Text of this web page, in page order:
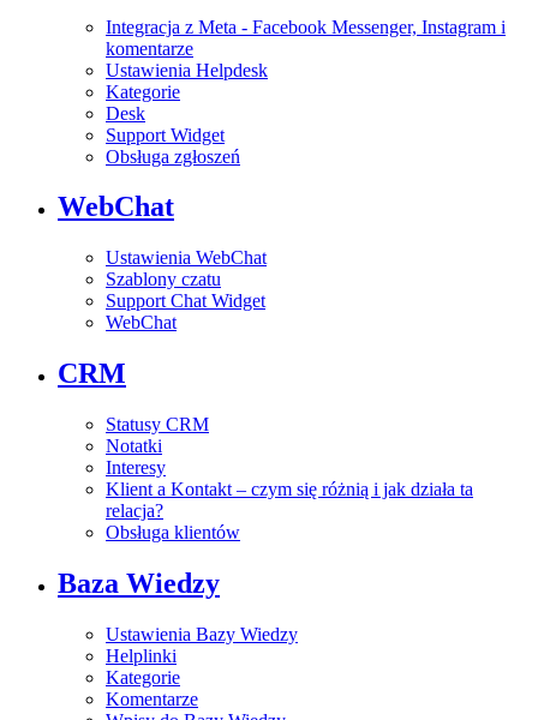
Integracja z Meta - Facebook Messenger, Instagram i
komentarze
Ustawienia Helpdesk
Kategorie
Desk
Support Widget
Obsługa zgłoszeń
WebChat
Ustawienia WebChat
Szablony czatu
Support Chat Widget
WebChat
CRM
Statusy CRM
Notatki
Interesy
Klient a Kontakt – czym się różnią i jak działa ta
relacja?
Obsługa klientów
Baza Wiedzy
Ustawienia Bazy Wiedzy
Helplinki
Kategorie
Komentarze